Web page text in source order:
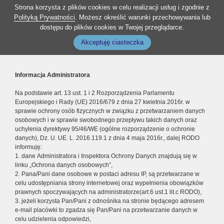
Strona korzysta z plików cookies w celu realizacji usług i zgodnie z
Polityką Prywatności. Możesz określić warunki przechowywania lub
dostępu do plików cookies w Twojej przeglądarce.
Akceptuję ciasteczka
Informacja Administratora
Na podstawie art. 13 ust. 1 i 2 Rozporządzenia Parlamentu
Europejskiego i Rady (UE) 2016/679 z dnia 27 kwietnia 2016r. w
sprawie ochrony osób fizycznych w związku z przetwarzaniem danych
osobowych i w sprawie swobodnego przepływu takich danych oraz
uchylenia dyrektywy 95/46/WE (ogólne rozporządzenie o ochronie
danych), Dz. U. UE. L. 2016.119.1 z dnia 4 maja 2016r., dalej RODO
informuję:
1. dane Administratora i Inspektora Ochrony Danych znajdują się w
linku „Ochrona danych osobowych”,
2. Pana/Pani dane osobowe w postaci adresu IP, są przetwarzane w
celu udostępniania strony internetowej oraz wypełnienia obowiązków
prawnych spoczywających na administratorze(art.6 ust.1 lit.c RODO),
3. jeżeli korzysta Pan/Pani z odnośnika na stronie będącego adresem
e-mail placówki to zgadza się Pan/Pani na przetwarzanie danych w
celu udzielenia odpowiedzi,